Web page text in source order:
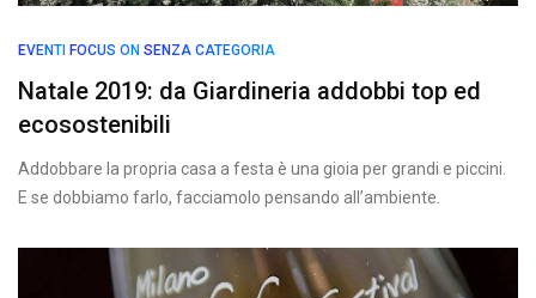
EVENTI FOCUS ON SENZA CATEGORIA
Natale 2019: da Giardineria addobbi top ed
ecosostenibili
Addobbare la propria casa a festa è una gioia per grandi e piccini.
E se dobbiamo farlo, facciamolo pensando all’ambiente.